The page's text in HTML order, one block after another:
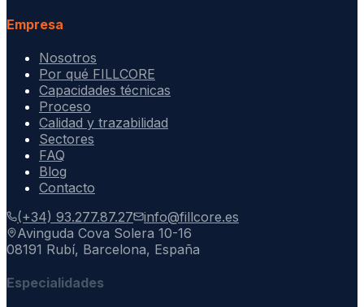
Empresa
Nosotros
Por qué FILLCORE
Capacidades técnicas
Proceso
Calidad y trazabilidad
Sectores
FAQ
Blog
Contacto
(+34) 93.277.87.27
info@fillcore.es
Avinguda Cova Solera 10-16
08191 Rubí, Barcelona, España
Especialidades